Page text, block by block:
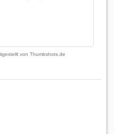
von Thumbshots.de